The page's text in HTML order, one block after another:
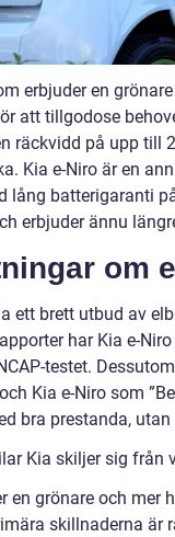
erbjuder en
att tillgodose
räckvidd på upp till
Kia e-Niro är en
batterigaranti
erbjuder ännu
om
ett brett utbud av
har Kia e-
testet.
Kia e-Niro som
bra prestanda,
Kia skiljer sig från
en grönare och
skillnaderna är